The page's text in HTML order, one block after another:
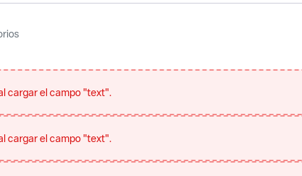
cargar el campo "text".
cargar el campo "text".